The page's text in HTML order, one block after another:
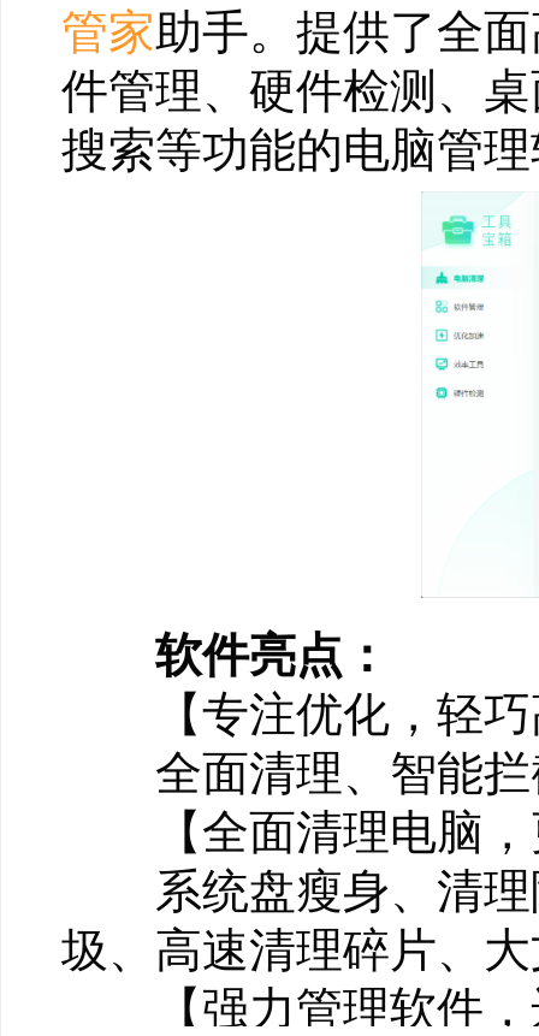
管家助手。提供了全
件管理、硬件检测、
搜索等功能的电脑管
软件亮点：
【专注优化，轻巧
全面清理、智能拦
【全面清理电脑，
系统盘瘦身、清理
圾、高速清理碎片、
【强力管理软件，